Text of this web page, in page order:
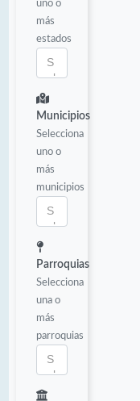
uno o
más
estados
Municipios
Selecciona
uno o
más
municipios
Parroquias
Selecciona
una o
más
parroquias